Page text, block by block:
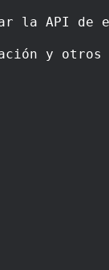
la API de
y